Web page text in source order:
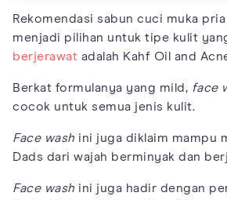
Rekomendasi sabun cuci muka
menjadi pilihan untuk tipe kulit
berjerawat adalah Kahf Oil and
Berkat formulanya yang mild, face
cocok untuk semua jenis kulit.
Face wash ini juga diklaim mampu
Dads dari wajah berminyak dan
Face wash ini juga hadir dengan